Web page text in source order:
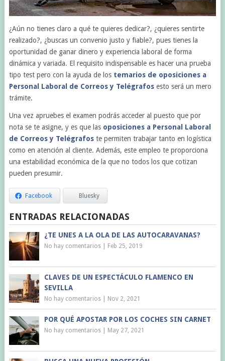
¿Aún no tienes claro a qué te quieres dedicar?, ¿quieres sentirte
realizado?, ¿buscas un convenio justo y fiable?, pues tienes la
oportunidad de ganar dinero y experiencia laboral de forma
dinámica y variada. El requisito indispensable es hacer una prueba
tipo test pero con la ayuda de los temarios de oposiciones a
Personal Laboral de Correos y Telégrafosesto será un mero
trámite.
Una vez apruebes el examen podrás acceder al puesto que por
nota se te asigne, y es que las oposiciones a Personal Laboral
de Correos y Telégrafoste permiten trabajar tanto en logística
como en atención al cliente. Además, este empleo te proporciona
una estabilidad económica de la que no todos los que cotizan
pueden presumir.
Facebook Bluesky
ENTRADAS RELACIONADAS
¿TE UNES A LA OLA DE LAS AUTOCARAVANAS?
No hay comentarios| Feb 25, 2019
CLAVES DE UN ESPECTÁCULO FLAMENCO EN
SEVILLA
No hay comentarios| Nov 2, 2021
POR QUÉ APOSTAR POR LOS COCHES SIN CARNET
No hay comentarios| May 27, 2021